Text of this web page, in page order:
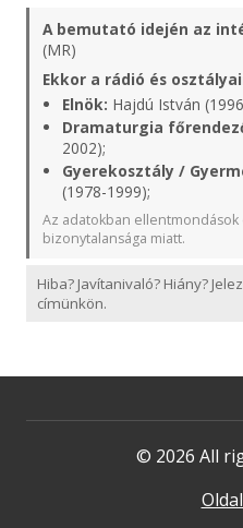
A bemutató idején az
(MR)
Ekkor a rádió és
Elnök: Hajdú István
Dramaturgia
2002);
Gyerekosztály /
(1978-1999);
Az adatokban
bizonytalansága miatt.
Hiba? Javítanivaló? Hiány?
címünkön.
© 2026 All